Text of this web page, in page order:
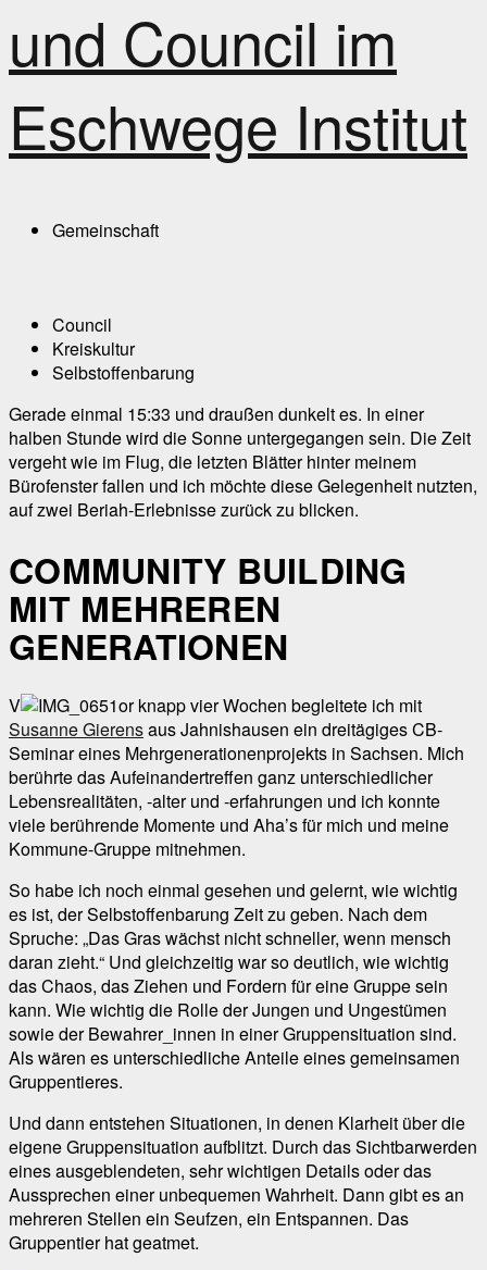
und Council im
Eschwege Institut
Gemeinschaft
Council
Kreiskultur
Selbstoffenbarung
Gerade einmal 15:33 und draußen dunkelt es. In einer
halben Stunde wird die Sonne untergegangen sein. Die Zeit
vergeht wie im Flug, die letzten Blätter hinter meinem
Bürofenster fallen und ich möchte diese Gelegenheit nutzten,
auf zwei Beriah-Erlebnisse zurück zu blicken.
COMMUNITY BUILDING
MIT MEHREREN
GENERATIONEN
V
or knapp vier Wochen begleitete ich mit
Susanne Gierensaus Jahnishausen ein dreitägiges CB-
Seminar eines Mehrgenerationenprojekts in Sachsen. Mich
berührte das Aufeinandertreffen ganz unterschiedlicher
Lebensrealitäten, -alter und -erfahrungen und ich konnte
viele berührende Momente und Aha’s für mich und meine
Kommune-Gruppe mitnehmen.
So habe ich noch einmal gesehen und gelernt, wie wichtig
es ist, der Selbstoffenbarung Zeit zu geben. Nach dem
Spruche: „Das Gras wächst nicht schneller, wenn mensch
daran zieht.“ Und gleichzeitig war so deutlich, wie wichtig
das Chaos, das Ziehen und Fordern für eine Gruppe sein
kann. Wie wichtig die Rolle der Jungen und Ungestümen
sowie der Bewahrer_innen in einer Gruppensituation sind.
Als wären es unterschiedliche Anteile eines gemeinsamen
Gruppentieres.
Und dann entstehen Situationen, in denen Klarheit über die
eigene Gruppensituation aufblitzt. Durch das Sichtbarwerden
eines ausgeblendeten, sehr wichtigen Details oder das
Aussprechen einer unbequemen Wahrheit. Dann gibt es an
mehreren Stellen ein Seufzen, ein Entspannen. Das
Gruppentier hat geatmet.